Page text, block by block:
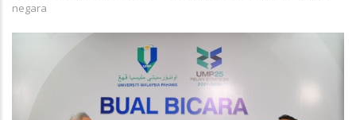
negara